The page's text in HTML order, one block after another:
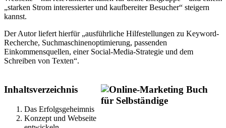
„starken Strom interessierter und kaufbereiter Besucher“ steigern
kannst.
Der Autor liefert hierfür „ausführliche Hilfestellungen zu Keyword-
Recherche, Suchmaschinenoptimierung, passenden
Einkommensquellen, einer Social-Media-Strategie und dem
Schreiben von Texten“.
Inhaltsverzeichnis
Das Erfolgsgeheimnis
Konzept und Webseite